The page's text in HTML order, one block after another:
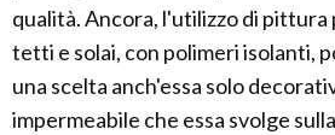
qualità. Ancora, l'utilizzo di
tetti e solai, con polimeri isolanti,
una scelta anch'essa solo
impermeabile che essa svolge